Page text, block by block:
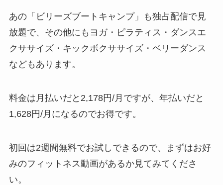
あの「ビリーズブートキャンプ」も独占配信で見
放題で、その他にもヨガ・ピラティス・ダンスエ
クササイズ・キックボクササイズ・ベリーダンス
などもあります。
料金は月払いだと2,178円/月ですが、年払いだと
1,628円/月になるのでお得です。
初回は2週間無料でお試しできるので、まずはお好
みのフィットネス動画があるか見てみてくださ
い。